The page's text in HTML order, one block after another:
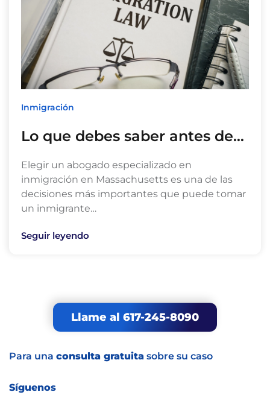
Inmigración
Lo que debes saber antes de…
Elegir un abogado especializado en
inmigración en Massachusetts es una de las
decisiones más importantes que puede tomar
un inmigrante…
Seguir leyendo
Llame al 617-245-8090
Para una consulta gratuita sobre su caso
Síguenos